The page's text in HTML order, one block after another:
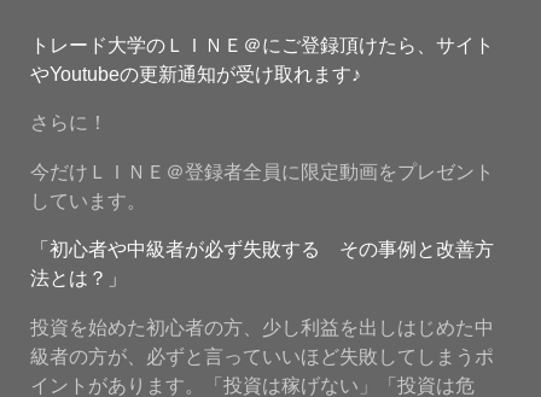
トレード大学のＬＩＮＥ＠にご登録頂けたら、サイト
やYoutubeの更新通知が受け取れます♪
さらに！
今だけＬＩＮＥ＠登録者全員に限定動画をプレゼント
しています。
「初心者や中級者が必ず失敗する その事例と改善方
法とは？」
投資を始めた初心者の方、少し利益を出しはじめた中
級者の方が、必ずと言っていいほど失敗してしまうポ
イントがあります。「投資は稼げない」「投資は危